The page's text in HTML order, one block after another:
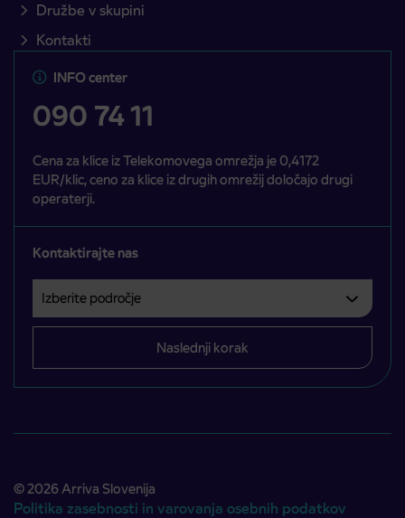
Družbe v skupini
Kontakti
INFO center
090 74 11
Cena za klice iz Telekomovega omrežja je 0,4172
EUR/klic, ceno za klice iz drugih omrežij določajo drugi
operaterji.
Kontaktirajte nas
Izberite področje
Področje je obvezno izbrati.
Naslednji korak
© 2026 Arriva Slovenija
Politika zasebnosti in varovanja osebnih podatkov